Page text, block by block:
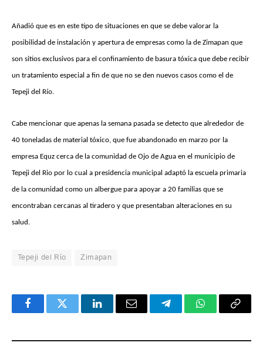
Añadió que es en este tipo de situaciones en que se debe valorar la
posibilidad de instalación y apertura de empresas como la de Zimapan que
son sitios exclusivos para el confinamiento de basura tóxica que debe recibir
un tratamiento especial a fin de que no se den nuevos casos como el de
Tepeji del Río.
Cabe mencionar que apenas la semana pasada se detecto que alrededor de
40 toneladas de material tóxico, que fue abandonado en marzo por la
empresa Equz cerca de la comunidad de Ojo de Agua en el municipio de
Tepeji del Rio por lo cual a presidencia municipal adaptó la escuela primaria
de la comunidad como un albergue para apoyar a 20 familias que se
encontraban cercanas al tiradero y que presentaban alteraciones en su
salud.
Tepeji del Río Zimapan
FacebookTwitter LinkedInEmail TelegramWhatsApp
Copy